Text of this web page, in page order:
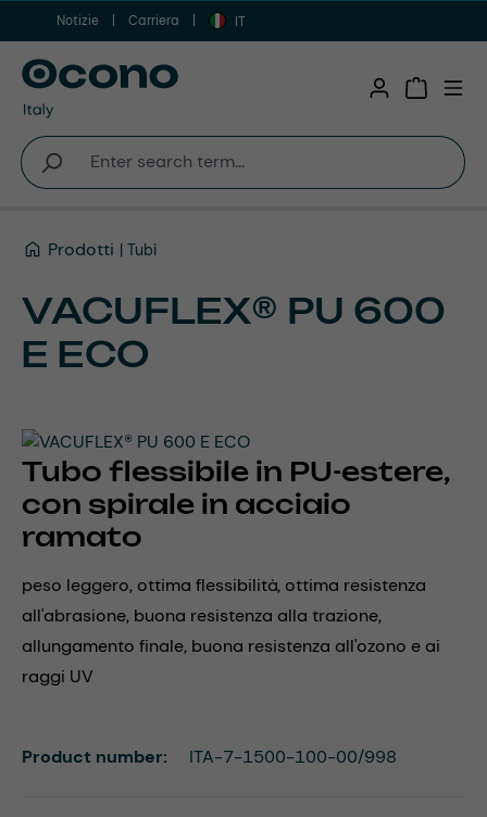
Vai al contenuto principale
Notizie Carriera IT
Prodotti Tubi
VACUFLEX® PU 600
E ECO
Tubo flessibile in PU-estere,
con spirale in acciaio
ramato
peso leggero, ottima flessibilità, ottima resistenza
all'abrasione, buona resistenza alla trazione,
allungamento finale, buona resistenza all'ozono e ai
raggi UV
Product number: ITA-7-1500-100-00/998